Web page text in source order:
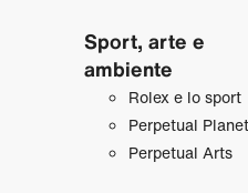
Sport, arte e
ambiente
Rolex e lo sport
Perpetual Planet
Perpetual Arts